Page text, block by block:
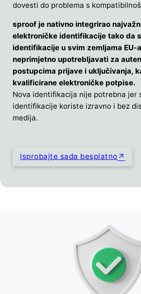
dovesti do problema s
sproof je nativno integrirao
elektroničke identifikacije tako da
identifikacije u svim zemljama EU-
neprimjetno upotrebljavati za
postupcima prijave i uključivanja,
kvalificirane elektroničke potpise.
Nova identifikacija nije potrebna jer
identifikacije koriste izravno i bez
medija.
Isprobajte sada besplatno